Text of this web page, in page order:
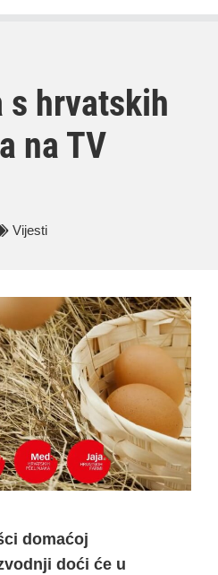
s hrvatskih
na TV
Vijesti
domaćoj
doći će u